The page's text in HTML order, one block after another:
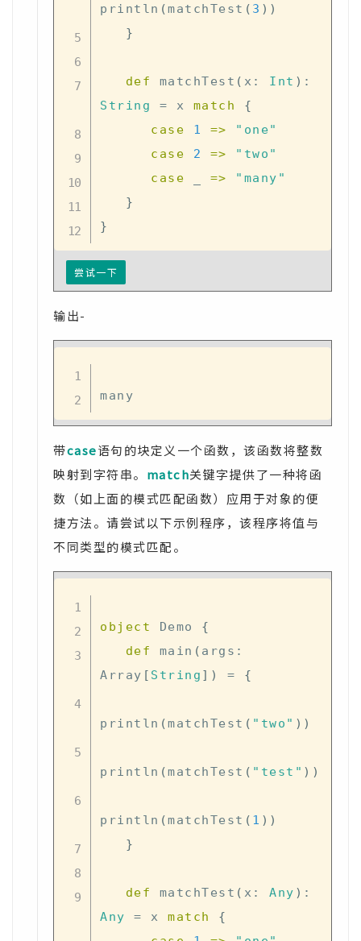
println (matchTest ( 3 ) )
}
def matchTest ( x : Int ) :
String
= x match
{
case
1 =>
"one"
case
2 =>
"two"
case
=>
"many"
}
}
尝试一下
输出-
带case语句的块定义一个函数，该函数将整数
映射到字符串。 match关键字提供了一种将函
数（如上面的模式匹配函数）应用于对象的便
捷方法。请尝试以下示例程序，该程序将值与
不同类型的模式匹配。
object Demo {
def
main ( args :
Array [ String ] ) = {
println (matchTest ( "two" ) )
println (matchTest ( "test" ) )
println (matchTest ( 1 ) )
}
def matchTest ( x : Any ) :
Any
= x match
{